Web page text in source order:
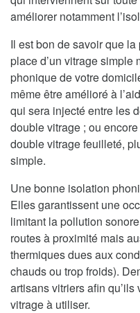
améliorer notamment
Il est bon de savoir que
place d’un vitrage simple
phonique de votre
même être amélioré à
qui sera injecté entre les
double vitrage ; ou
double vitrage feuilleté,
simple.
Une bonne isolation
Elles garantissent une
limitant la pollution
routes à proximité mais
thermiques dues aux
chauds ou trop froids).
artisans vitriers afin
vitrage à utiliser.